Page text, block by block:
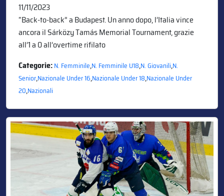
11/11/2023
“Back-to-back” a Budapest. Un anno dopo, l’Italia vince
ancora il Sárközy Tamás Memorial Tournament, grazie
all’1 a 0 all’overtime rifilato
Categorie:N. Femminile,N. Femminile U18,N. Giovanili,N.
Senior,Nazionale Under 16,Nazionale Under 18,Nazionale Under
20,Nazionali